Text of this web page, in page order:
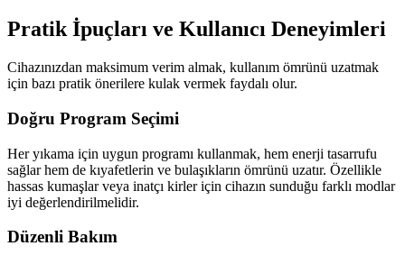
Pratik İpuçları ve Kullanıcı Deneyimleri
Cihazınızdan maksimum verim almak, kullanım ömrünü uzatmak
için bazı pratik önerilere kulak vermek faydalı olur.
Doğru Program Seçimi
Her yıkama için uygun programı kullanmak, hem enerji tasarrufu
sağlar hem de kıyafetlerin ve bulaşıkların ömrünü uzatır. Özellikle
hassas kumaşlar veya inatçı kirler için cihazın sunduğu farklı modlar
iyi değerlendirilmelidir.
Düzenli Bakım